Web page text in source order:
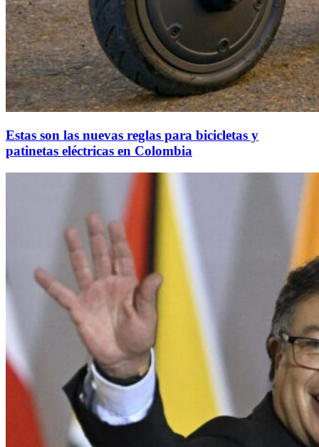
Estas son las nuevas reglas para bicicletas y
patinetas eléctricas en Colombia